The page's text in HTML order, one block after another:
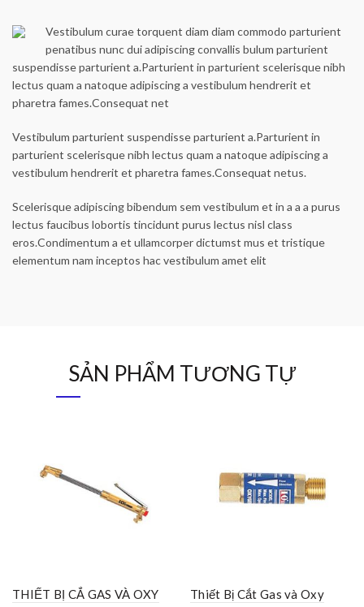
Vestibulum curae torquent diam diam commodo parturient
penatibus nunc dui adipiscing convallis bulum parturient
suspendisse parturient a.Parturient in parturient scelerisque nibh
lectus quam a natoque adipiscing a vestibulum hendrerit et
pharetra fames.Consequat net
Vestibulum parturient suspendisse parturient a.Parturient in
parturient scelerisque nibh lectus quam a natoque adipiscing a
vestibulum hendrerit et pharetra fames.Consequat netus.
Scelerisque adipiscing bibendum sem vestibulum et in a a a purus
lectus faucibus lobortis tincidunt purus lectus nisl class
eros.Condimentum a et ullamcorper dictumst mus et tristique
elementum nam inceptos hac vestibulum amet elit
SẢN PHẨM TƯƠNG TỰ
THIẾT BỊ CẮ GAS VÀ OXY
Thiết Bị Cắt Gas và Oxy